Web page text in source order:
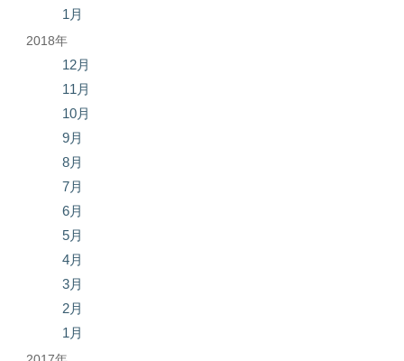
1月
2018年
12月
11月
10月
9月
8月
7月
6月
5月
4月
3月
2月
1月